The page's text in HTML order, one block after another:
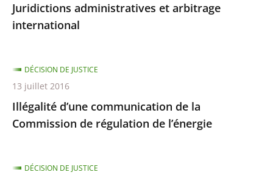
Juridictions administratives et arbitrage
international
Illégalité d’une communication de la
Commission de régulation de l’énergie
DÉCISION DE JUSTICE
13 juillet 2016
DÉCISION DE JUSTICE